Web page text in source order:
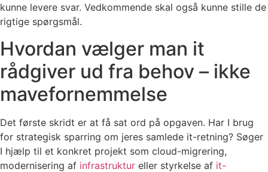
kunne levere svar. Vedkommende skal også kunne stille de
rigtige spørgsmål.
Hvordan vælger man it
rådgiver ud fra behov – ikke
mavefornemmelse
Det første skridt er at få sat ord på opgaven. Har I brug
for strategisk sparring om jeres samlede it-retning? Søger
I hjælp til et konkret projekt som cloud-migrering,
modernisering af infrastruktur eller styrkelse af it-